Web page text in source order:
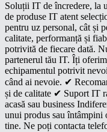
Soluții IT de încredere, la
de produse IT atent
pentru uz personal, cât și
calitate, performanță și
potrivită de fiecare dată.
partenerul tău IT. Îți
echipamentul potrivit
când ai nevoie. ✔
și de calitate ✔ Suport IT
acasă sau business
unui produs sau întâmpini
tine. Ne poți contacta